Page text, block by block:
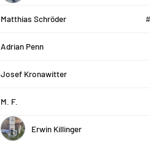
Matthias Schröder
Adrian Penn
Josef Kronawitter
M. F.
Erwin Killinger